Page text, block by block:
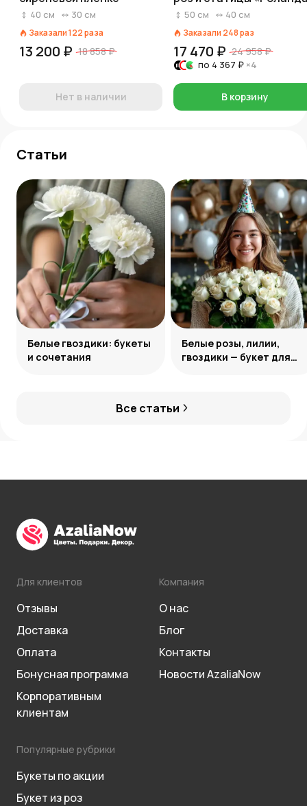
40 см 30 см
Заказали122раза
13 200 ₽ 18 858 ₽
Нет в наличии
50 см 40 см
Заказали 248раз
17 470 ₽ 24 958 ₽
по 4 367 ₽ ×4
В корзину
Статьи
Все статьи
Белые гвоздики: букеты
и сочетания
Белые розы, лилии,
гвоздики — букет для
Для клиентов
Отзывы
Доставка
Оплата
Бонусная программа
Корпоративным
клиентам
Компания
О нас
Блог
Контакты
Новости AzaliaNow
Популярные рубрики
Букеты по акции
Букет из роз